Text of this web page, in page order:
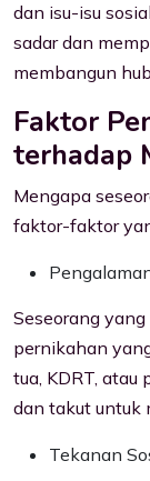
dan isu-isu
sadar dan
membangun
Faktor
terhadap
Mengapa
faktor-faktor
Seseorang
pernikahan
tua, KDRT, atau
dan takut untuk
Tekanan